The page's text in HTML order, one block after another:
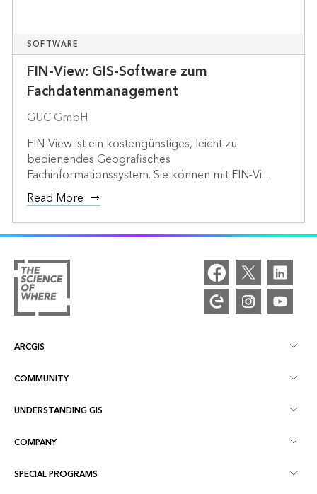
SOFTWARE
FIN-View: GIS-Software zum
Fachdatenmanagement
GUC GmbH
FIN-View ist ein kostengünstiges, leicht zu
bedienendes Geografisches
Fachinformationssystem. Sie können mit FIN-Vi...
Read More
ARCGIS
ArcGIS Overview
Mapping
COMMUNITY
Esri Community
ArcGIS Blog
UNDERSTANDING GIS
What is GIS?
Location Intelligence
COMPANY
About Esri
SPECIAL PROGRAMS